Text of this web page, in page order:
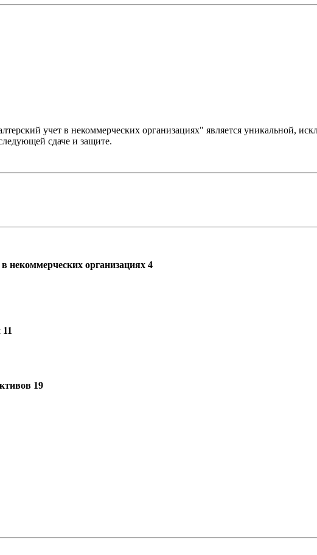
учет в некоммерческих организациях" является уникальной,
сдаче и защите.
некоммерческих организациях 4
19